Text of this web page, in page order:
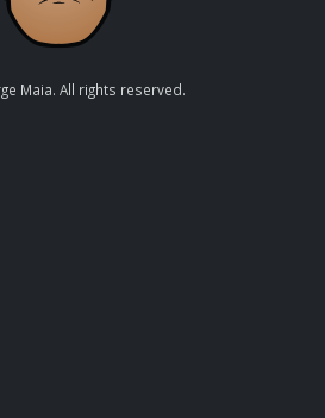
Maia. All rights reserved.